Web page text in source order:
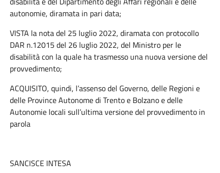
autonomie, diramata in pari data;
VISTA la nota del 25 luglio 2022, diramata con protocollo
DAR n.12015 del 26 luglio 2022, del Ministro per le
disabilità con la quale ha trasmesso una nuova versione del
provvedimento;
ACQUISITO, quindi, l’assenso del Governo, delle Regioni e
delle Province Autonome di Trento e Bolzano e delle
Autonomie locali sull’ultima versione del provvedimento in
parola
SANCISCE INTESA